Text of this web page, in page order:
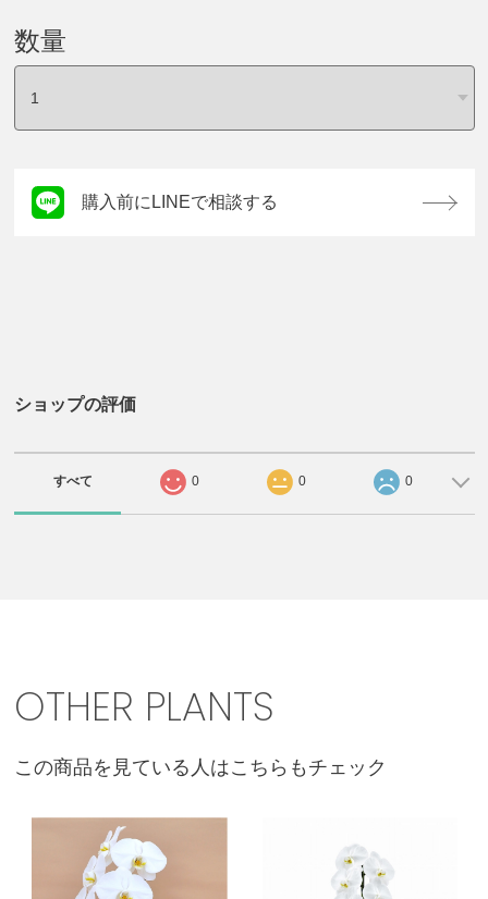
数量
購入前にLINEで相談する
ショップの評価
すべて 0 0 0
OTHER PLANTS
この商品を見ている人はこちらもチェック